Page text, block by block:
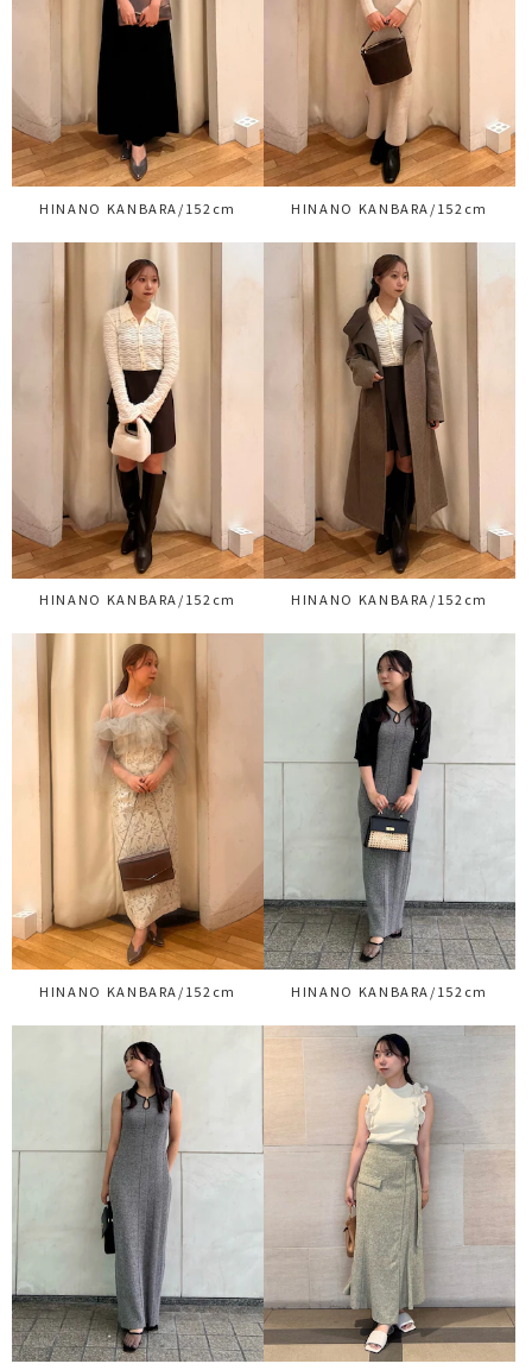
HINANO KANBARA/152cm HINANO KANBARA/152cm
HINANO KANBARA/152cm HINANO KANBARA/152cm
HINANO KANBARA/152cm HINANO KANBARA/152cm